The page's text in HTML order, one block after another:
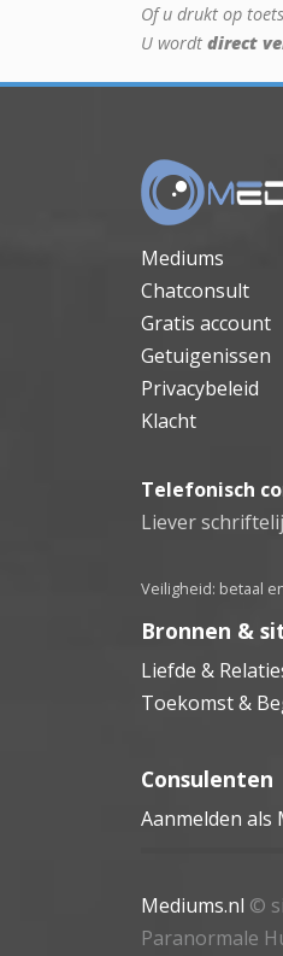
Of u drukt op
U wordt direct
Mediums
Chatconsult
Gratis account
Getuigenissen
Privacybeleid
Klacht
Telefonisch
Liever
Veiligheid: betaal
Bronnen &
Liefde &
Toekomst &
Consulenten
Aanmelden als
Mediums.nl ©
Paranormale